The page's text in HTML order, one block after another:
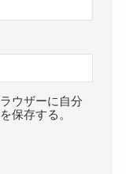
ウザーに自分
保存する。